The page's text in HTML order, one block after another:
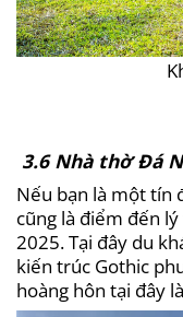
3.6 Nhà thờ Đá
Nếu bạn là một tín
cũng là điểm đến
2025. Tại đây du
kiến trúc Gothic
hoàng hôn tại đây